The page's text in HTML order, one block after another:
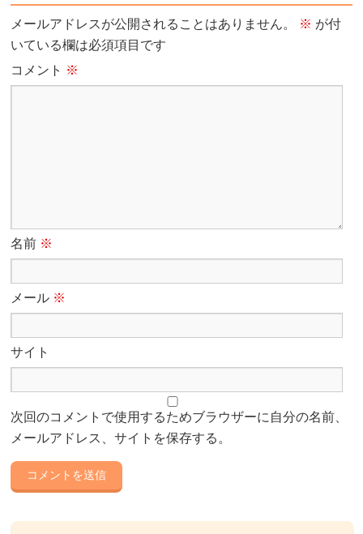
メールアドレスが公開されることはありません。 ※ が付
いている欄は必須項目です
コメント ※
名前 ※
メール ※
サイト
次回のコメントで使用するためブラウザーに自分の名前、
メールアドレス、サイトを保存する。